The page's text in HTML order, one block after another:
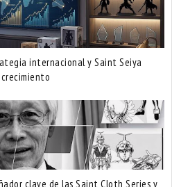
internacional y Saint Seiya
clave de las Saint Cloth Series y